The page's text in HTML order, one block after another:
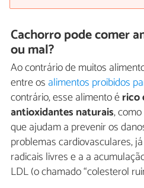
Cachorro pode comer
ou mal?
Ao contrário de muitos
entre os alimentos proibidos
contrário, esse alimento érico
antioxidantes naturais,
que ajudam a prevenir os
problemas cardiovasculares,
radicais livres e a a
LDL (o chamado “colesterol